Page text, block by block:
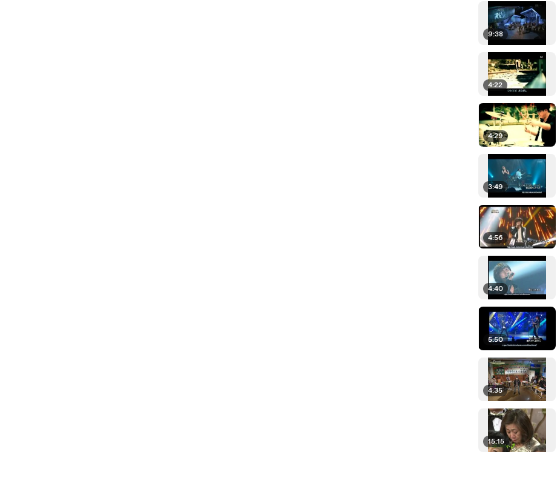
9:38
4:22
4:29
3:49
4:56
4:40
5:50
4:35
15:15